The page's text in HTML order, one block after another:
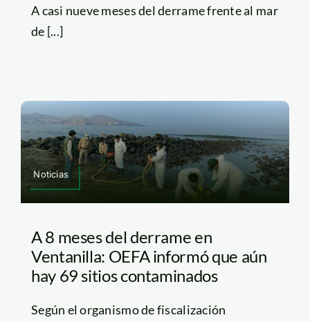
A casi nueve meses del derrame frente al mar
de [...]
Noticias
A 8 meses del derrame en
Ventanilla: OEFA informó que aún
hay 69 sitios contaminados
Según el organismo de fiscalización